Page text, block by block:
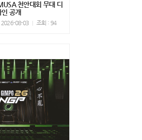
천안대회 무대 디
인 공개
2026-08-03 조회 : 94